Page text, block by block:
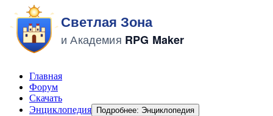
Главная
Форум
Скачать
Энциклопедия
Подробнее: Энциклопедия